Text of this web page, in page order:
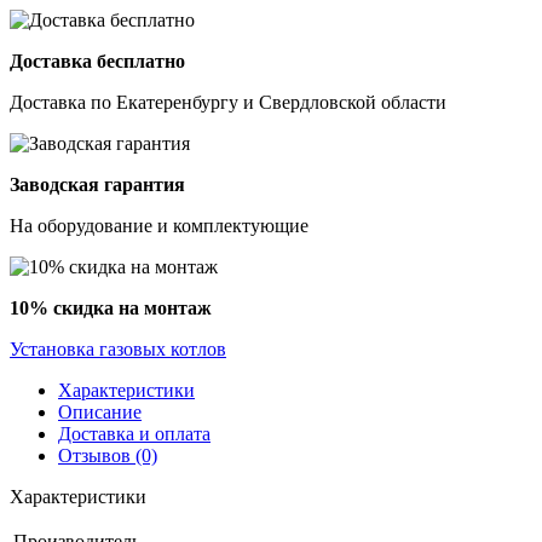
Доставка бесплатно
Доставка по Екатеренбургу и Свердловской области
Заводская гарантия
На оборудование и комплектующие
10% скидка на монтаж
Установка газовых котлов
Характеристики
Описание
Доставка и оплата
Отзывов (0)
Характеристики